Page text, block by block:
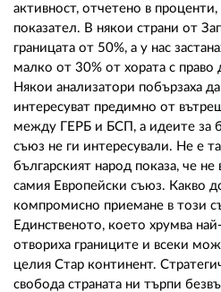
активност, отчетено в
показател. В някои страни от
границата от 50%, а у нас
малко от 30% от хората с право
Някои анализатори побързаха
интересуват предимно от
между ГЕРБ и БСП, а идеите за
съюз не ги интересували. Не е
българският народ показа, че не
самия Европейски съюз. Какво
компромисно приемане в този
Единственото, което хрумва
отвориха границите и всеки
целия Стар континент.
свобода страната ни търпи